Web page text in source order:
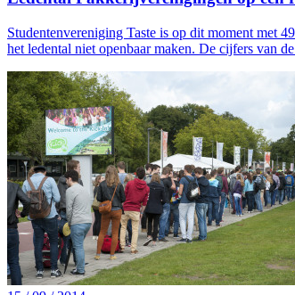
Studentenvereniging Taste is op dit moment met
het ledental niet openbaar maken. De cijfers van